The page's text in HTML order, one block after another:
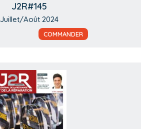
J2R#145
Juillet/Août 2024
COMMANDER